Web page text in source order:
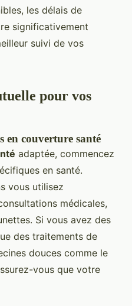
les délais de
significativement
suivi de vos
pour vos
en couverture santé
adaptée, commencez
en santé.
vous utilisez
médicales,
Si vous avez des
des traitements de
douces comme le
vous que votre